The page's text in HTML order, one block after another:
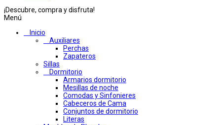
¡Descubre, compra y disfruta!
Menú
Inicio
Auxiliares
Perchas
Zapateros
Sillas
Dormitorio
Armarios dormitorio
Mesillas de noche
Comodas y Sinfonieres
Cabeceros de Cama
Conjuntos de dormitorio
Literas